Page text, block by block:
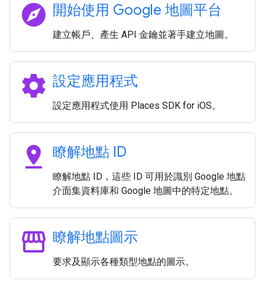
explore 開始使用 Google 地圖平台
建立帳戶、產生 API 金鑰並著手建立地圖。
settings 設定應用程式
設定應用程式使用 Places SDK for iOS。
pin_drop 瞭解地點 ID
瞭解地點 ID，這些 ID 可用於識別 Google 地點
介面集資料庫和 Google 地圖中的特定地點。
storefront 瞭解地點圖示
要求及顯示各種類型地點的圖示。